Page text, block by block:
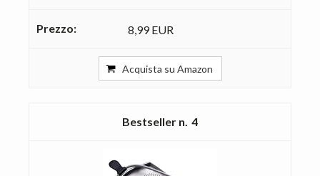
8,99 EUR
Acquista su Amazon
4